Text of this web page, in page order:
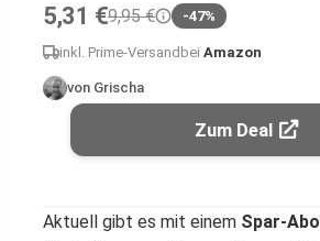
5,31 €9,95 € -47%
inkl. Prime-Versand bei Amazon
von Grischa
Zum Deal
Aktuell gibt es mit einem Spar-Abo